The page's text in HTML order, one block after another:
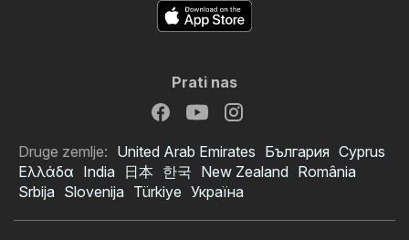
Prati nas
Druge zemlje: United Arab Emirates България Cyprus
Ελλάδα India 日本 한국 New Zealand România
Srbija Slovenija Türkiye Україна